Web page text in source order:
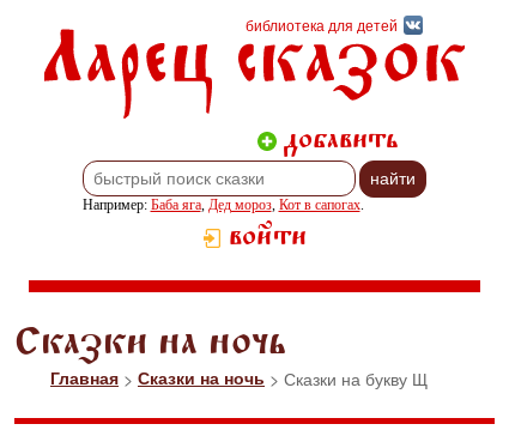
библиотека для детей
Ларец сказок
добавить
Например: Баба яга, Дед мороз, Кот в сапогах.
войти
Сказки на ночь
Главная > Сказки на ночь > Сказки на букву Щ